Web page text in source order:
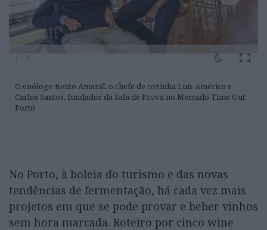
1 / 9
O enólogo Bento Amaral, o chefe de cozinha Luís Américo e
Carlos Santos, fundador da Sala de Prova no Mercado Time Out
Porto
No Porto, à boleia do turismo e das novas
tendências de fermentação, há cada vez mais
projetos em que se pode provar e beber vinhos
sem hora marcada. Roteiro por cinco wine